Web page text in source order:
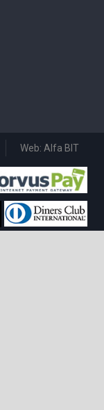
Web: Alfa BIT